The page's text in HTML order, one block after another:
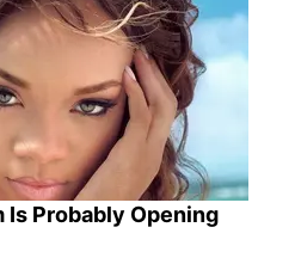
Is Probably Opening